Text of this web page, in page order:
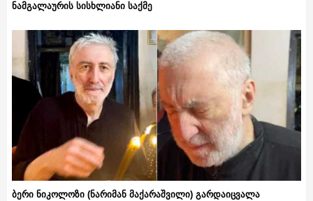
ნამგალაურის სისხლიანი საქმე
ბერი ნიკოლოზი (ნარიმან მაქარაშვილი) გარდაიცვალა